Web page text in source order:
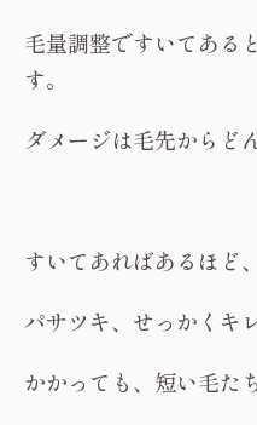
毛量調整ですいてある
す。
ダメージは毛先からど
すいてあればあるほど
パサツキ、せっかくキ
かかっても、短い毛た